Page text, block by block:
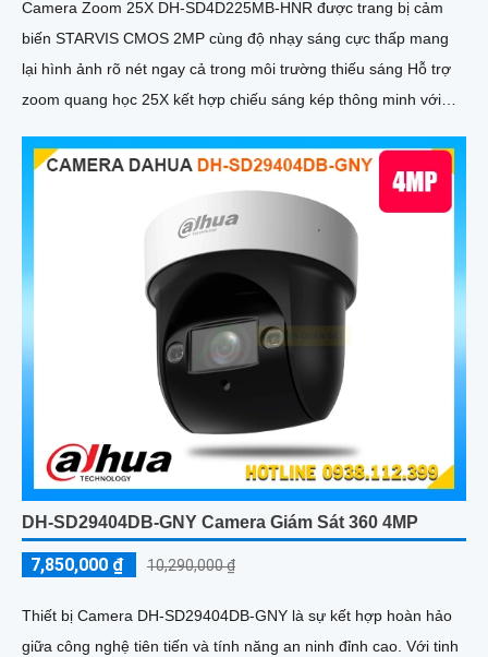
Camera Zoom 25X DH-SD4D225MB-HNR được trang bị cảm
biến STARVIS CMOS 2MP cùng độ nhạy sáng cực thấp mang
lại hình ảnh rõ nét ngay cả trong môi trường thiếu sáng Hỗ trợ
zoom quang học 25X kết hợp chiếu sáng kép thông minh với
linh hoạt cùng chuẩn chống nước IP67 giúp quan sát ổn định
DH-SD29404DB-GNY Camera Giám Sát 360 4MP
7,850,000 ₫ 10,290,000 ₫
Thiết bị Camera DH-SD29404DB-GNY là sự kết hợp hoàn hảo
giữa công nghệ tiên tiến và tính năng an ninh đỉnh cao. Với tinh